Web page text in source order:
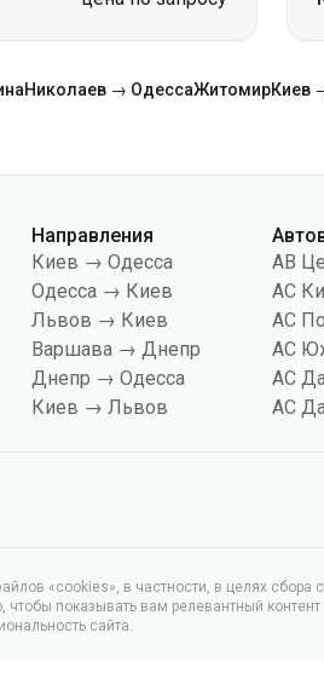
Николаев → ОдессаЖитомирКиев
Направления
Киев → Одесса
Одесса → Киев
Львов → Киев
Варшава → Днепр
Днепр → Одесса
Киев → Львов
АВ
АС
АС
АС
АС
АС
«cookies», в частности, в целях
показывать вам релевантный
сайта.